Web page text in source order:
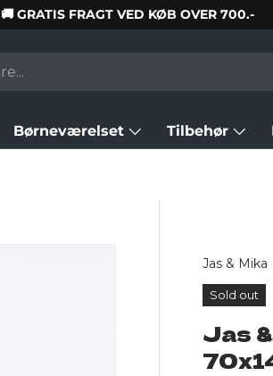
🚚 GRATIS FRAGT VED KØB OVER 700.-
Børneværelset Tilbehør
Jas & Mika
Sold out
Jas